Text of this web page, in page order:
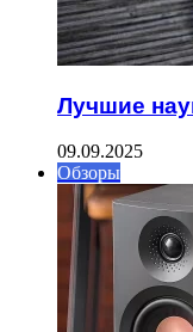
Лучшие
09.09.2025
Обзоры